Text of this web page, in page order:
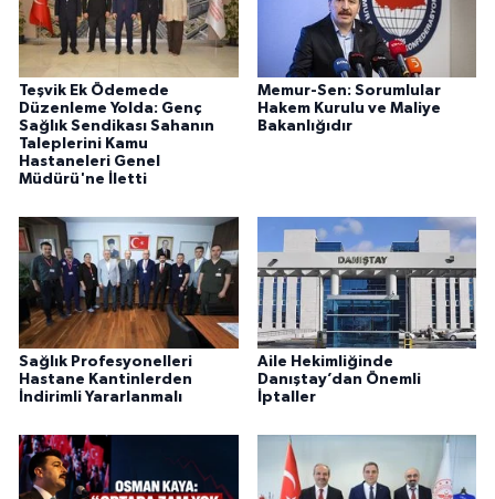
Teşvik Ek Ödemede
Düzenleme Yolda: Genç
Sağlık Sendikası Sahanın
Taleplerini Kamu
Hastaneleri Genel
Müdürü'ne İletti
Memur-Sen: Sorumlular
Hakem Kurulu ve Maliye
Bakanlığıdır
Sağlık Profesyonelleri
Hastane Kantinlerden
İndirimli Yararlanmalı
Aile Hekimliğinde
Danıştay’dan Önemli
İptaller